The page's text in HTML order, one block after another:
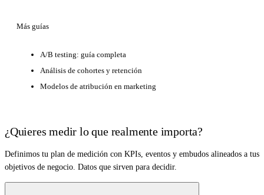
Más guías
A/B testing: guía completa
Análisis de cohortes y retención
Modelos de atribución en marketing
¿Quieres medir lo que realmente importa?
Definimos tu plan de medición con KPIs, eventos y embudos alineados a tus
objetivos de negocio. Datos que sirven para decidir.